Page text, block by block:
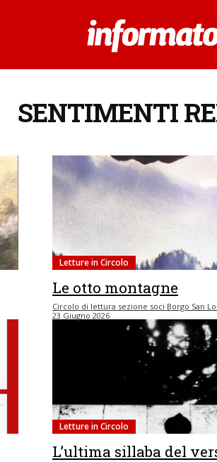
SENTIMENTI
Letture in Circolo
Le otto montagne
Circolo di lettura sezione soci Borgo San
23 Giugno 2026
Letture in Circolo
L’ultima sillaba del